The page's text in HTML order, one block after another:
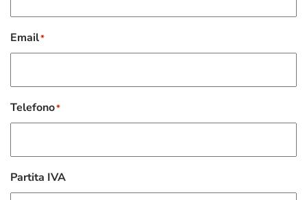
Email*
Telefono*
Partita IVA